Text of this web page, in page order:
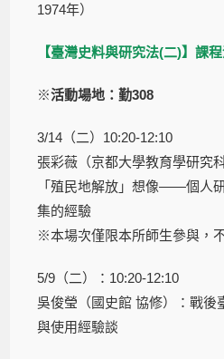
1974年）
【臺灣史料與研究法(二)】課
※活動場地：勤308
3/14（二）10:20-12:10
張彩薇（京都大學教育學研究
「殖民地解放」想像——個人
集的經驗
※本場次僅限本所師生參與，
5/9（二）：10:20-12:10
吳俊瑩（國史館 協修）：戰後
與使用經驗談